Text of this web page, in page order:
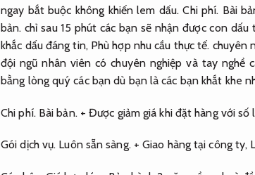
ngay bắt buộc không khiến lem dấu.Chi phí. Bài
bản. chỉ sau 15 phút các bạn sẽ nhận được con dấu
khắc dấu đáng tin, Phù hợp nhu cầu thực tế. chuyên
đội ngũ nhân viên có chuyên nghiệp và tay nghề
bằng lòng quý các bạn dù bạn là các bạn khắt khe
Chi phí. Bài bản. + Được giảm giá khi đặt hàng với số
Gói dịch vụ. Luôn sẵn sàng.+ Giao hàng tại công ty,